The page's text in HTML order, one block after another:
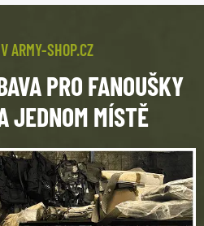
ARMY-SHOP.CZ
PRO FANOUŠKY
JEDNOM MÍSTĚ